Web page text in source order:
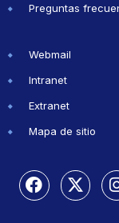
Preguntas
Webmail
Intranet
Extranet
Mapa de sitio